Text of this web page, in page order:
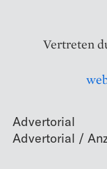
Vertreten
Advertorial